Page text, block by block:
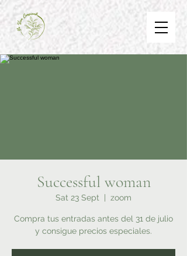
Successful woman
Sat 23 Sept zoom
Compra tus entradas antes del 31 de julio